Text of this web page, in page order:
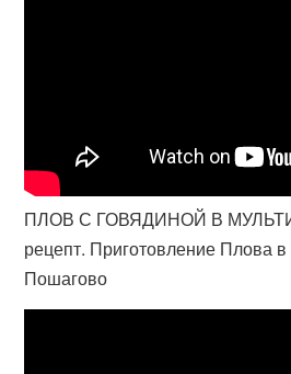
ПЛОВ С ГОВЯДИНОЙ В
рецепт. Приготовление Плова
Пошагово